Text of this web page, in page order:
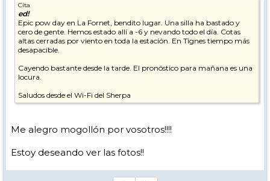
Cita
ed!
Epic pow day en La Fornet, bendito lugar. Una silla ha bastado y
cero de gente. Hemos estado allí a -6 y nevando todo el día. Cotas
altas cerradas por viento en toda la estación. En Tignes tiempo más
desapacible.
Cayendo bastante desde la tarde. El pronóstico para mañana es una
locura.
Saludos desde el Wi-Fi del Sherpa
Me alegro mogollón por vosotros!!!!
Estoy deseando ver las fotos!!